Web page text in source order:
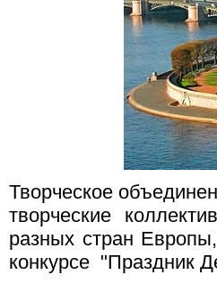
Творческое
творческие
разных стран
конкурсе "Праздник